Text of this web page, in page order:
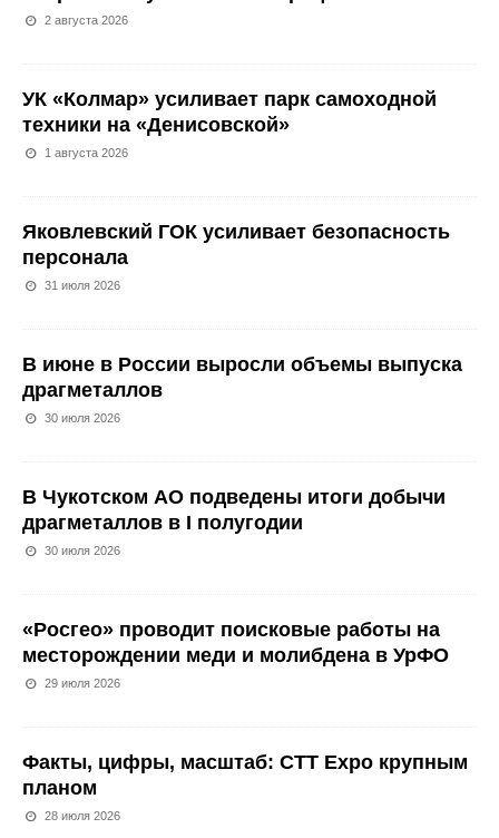
2 августа 2026
УК «Колмар» усиливает парк самоходной
техники на «Денисовской»
1 августа 2026
Яковлевский ГОК усиливает безопасность
персонала
31 июля 2026
В июне в России выросли объемы выпуска
драгметаллов
30 июля 2026
В Чукотском АО подведены итоги добычи
драгметаллов в I полугодии
30 июля 2026
«Росгео» проводит поисковые работы на
месторождении меди и молибдена в УрФО
29 июля 2026
Факты, цифры, масштаб: CTT Expo крупным
планом
28 июля 2026